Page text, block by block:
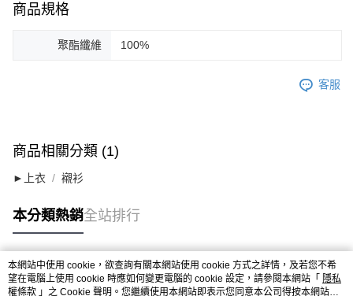
商品規格
聚酯纖維 100%
客服
商品相關分類 (1)
►上衣 襯衫
本分類熱銷全站排行
熱門標籤
本網站中使用 cookie，欲查詢有關本網站使用 cookie 方式之詳情，及若您不希
望在電腦上使用 cookie 時應如何變更電腦的 cookie 設定，請參閱本網站「 隱私
權條款 」之 Cookie 聲明。您繼續使用本網站即表示您同意本公司得按本網站使